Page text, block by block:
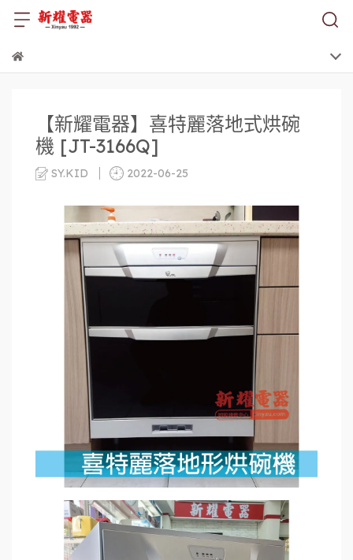
【新耀電器】喜特麗落地式烘碗
機 [JT-3166Q]
SY.KID 2022-06-25